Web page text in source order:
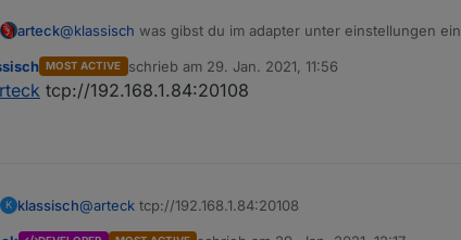
arteck@klassisch was gibst du im adapter unter einstellungen ein
MOST ACTIVE schrieb am 29. Jan. 2021, 11:56
zuletzt editiert von
tcp://192.168.1.84:20108
K klassisch@arteck tcp://192.168.1.84:20108